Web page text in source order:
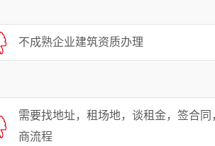
不成熟企业建筑资质办理
需要找地址，租场地，谈租金，签合同
商流程